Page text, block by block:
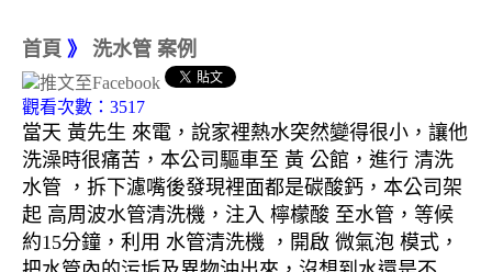
首頁 》 洗水管 案例
觀看次數：3517
當天 黃先生 來電，說家裡熱水突然變得很小，讓他
洗澡時很痛苦，本公司驅車至 黃 公館，進行 清洗
水管 ，拆下濾嘴後發現裡面都是碳酸鈣，本公司架
起 高周波水管清洗機，注入 檸檬酸 至水管，等候
約15分鐘，利用 水管清洗機 ，開啟 微氣泡 模式，